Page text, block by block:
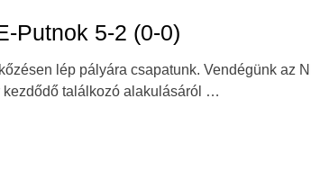
Putnok 5-2 (0-0)
lép pályára csapatunk. Vendégünk az
kezdődő találkozó alakulásáról …